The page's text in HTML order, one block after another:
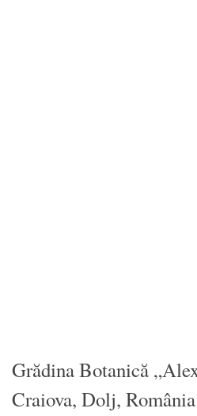
Grădina Botanică
Craiova, Dolj, România